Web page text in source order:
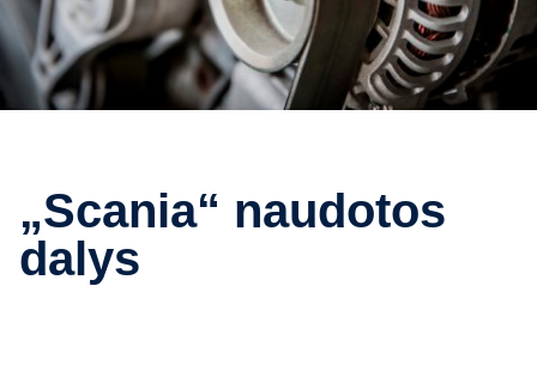
„Scania“ naudotos
dalys